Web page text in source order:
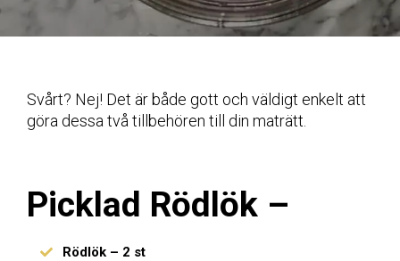
Svårt? Nej! Det är både gott och väldigt enkelt att
göra dessa två tillbehören till din maträtt.
Picklad Rödlök –
Rödlök – 2 st